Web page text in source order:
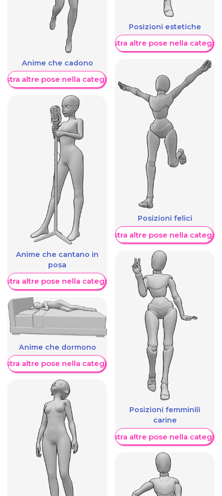
Anime che cadono
altre pose nella categoria
Anime che cantano in
posa
altre pose nella categoria
Anime che dormono
altre pose nella categoria
Posizioni estetiche
Mostra altre pose nella
Posizioni felici
Mostra altre pose nella
Posizioni femminili
carine
Mostra altre pose nella